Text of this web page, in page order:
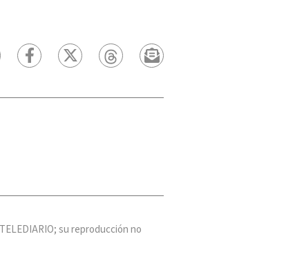
su reproducción no